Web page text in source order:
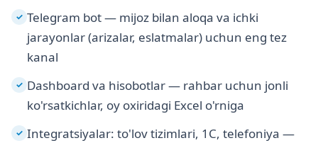
✓ Telegram bot — mijoz bilan aloqa va ichki
jarayonlar (arizalar, eslatmalar) uchun eng tez
kanal
✓ Dashboard va hisobotlar — rahbar uchun jonli
ko'rsatkichlar, oy oxiridagi Excel o'rniga
✓ Integratsiyalar: to'lov tizimlari, 1C, telefoniya —